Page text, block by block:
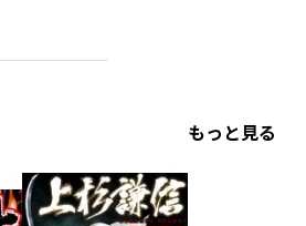
もっと見る